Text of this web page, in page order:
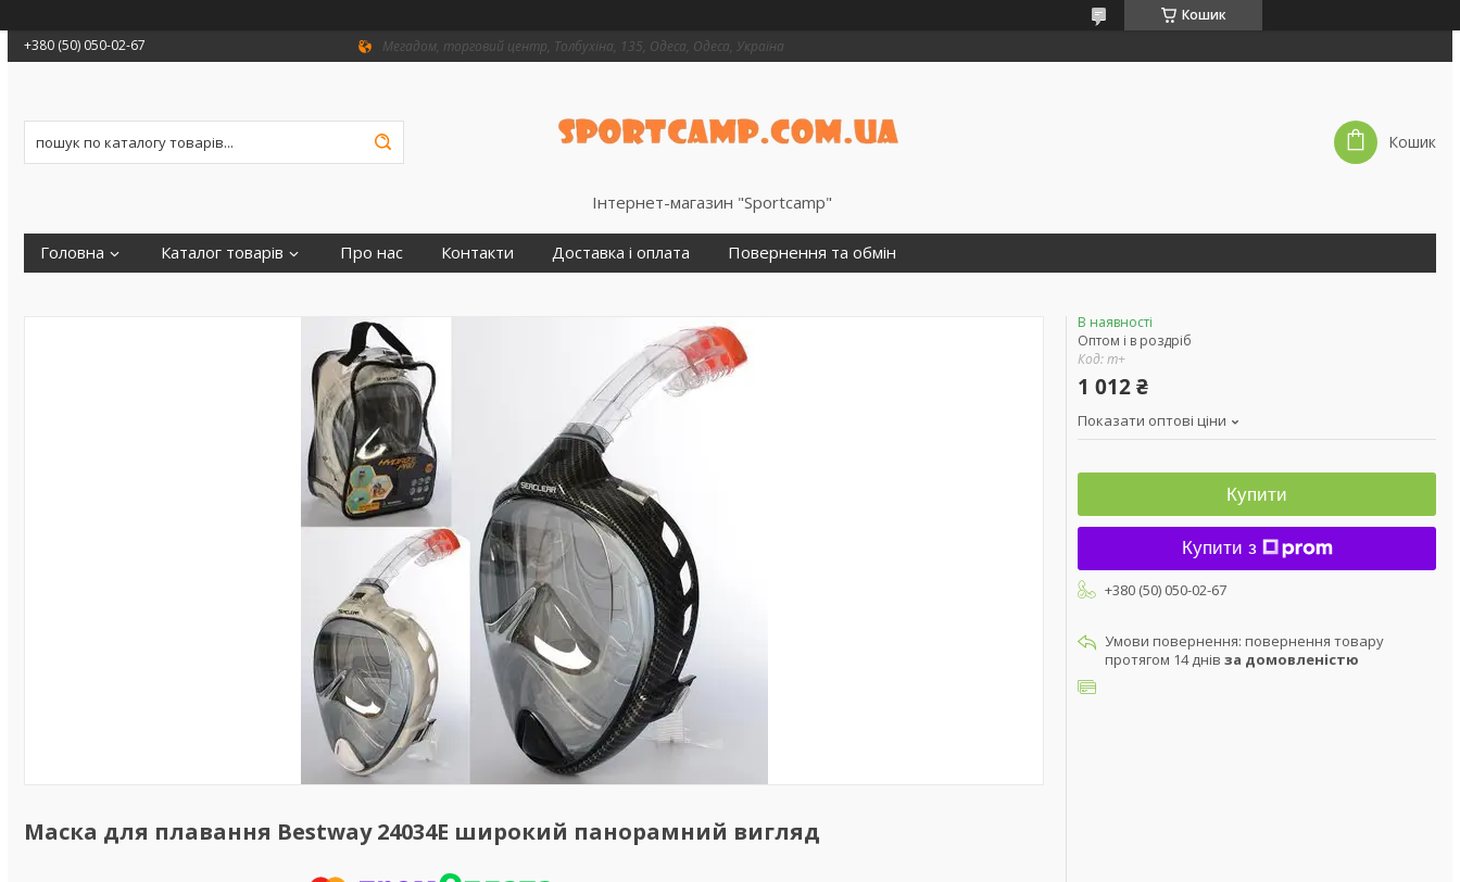
Кошик
+380 (50) 050-02-67
Мегадом, торговий центр, Толбухіна, 135, Одеса, Одеса, Україна
Інтернет-магазин "Sportcamp"
Кошик
Головна Каталог товарів Про нас Контакти Доставка і оплата Повернення та обмін
Маска для плавання Bestway 24034E широкий панорамний вигляд
В наявності
Оптом і в роздріб
Код:m+
1 012 ₴
Показати оптові ціни
Купити
Купити з
+380 (50) 050-02-67
повернення товару
протягом 14 днів за домовленістю